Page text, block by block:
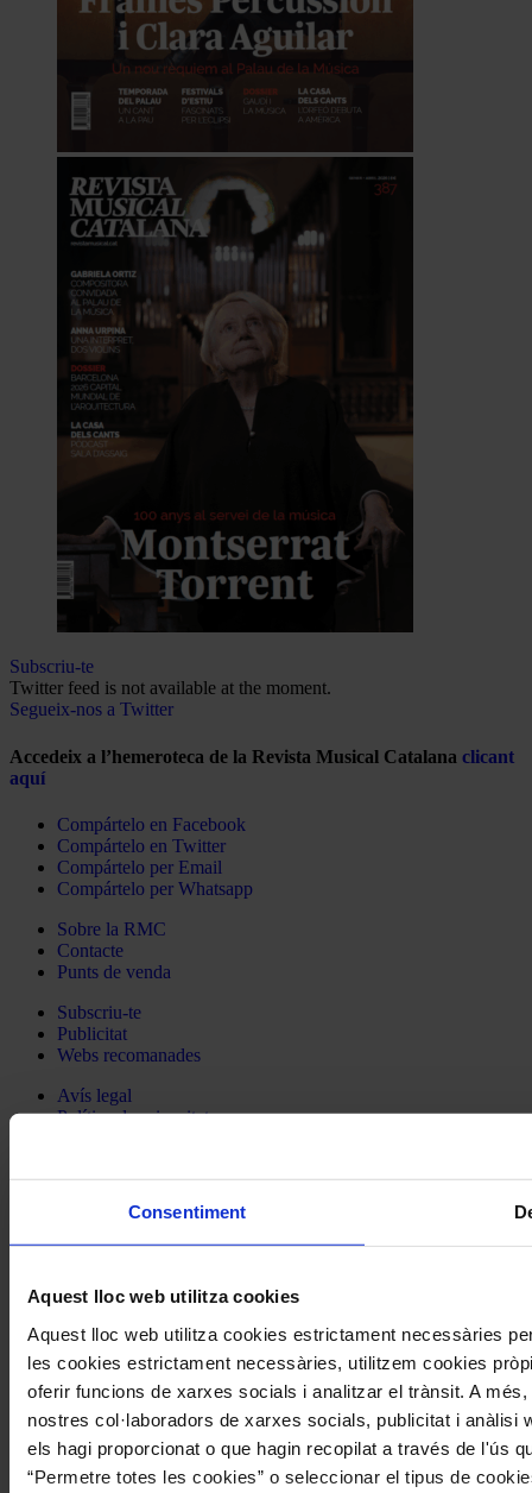
Consentiment
Aquest lloc web utilitza cookies
Aquest lloc web utilitza cookies estrictament necessàries
les cookies estrictament necessàries, utilitzem cookies
oferir funcions de xarxes socials i analitzar el trànsit. A
nostres col·laboradors de xarxes socials, publicitat i
els hagi proporcionat o que hagin recopilat a través de l'ús
“Permetre totes les cookies” o seleccionar el tipus de
Subscriu-te
Twitter feed is not available at the moment.
Segueix-nos a Twitter
Accedeix a l’hemeroteca de la Revista Musical Catalana clicant
aquí
Compártelo en Facebook
Compártelo en Twitter
Compártelo per Email
Compártelo per Whatsapp
Sobre la RMC
Contacte
Punts de venda
Subscriu-te
Publicitat
Webs recomanades
Avís legal
Política de privacitat
La Revista Musical Catalana a Spotify
© 2026 Revista Musical Catalana - Tots els drets reservats.
Cerca